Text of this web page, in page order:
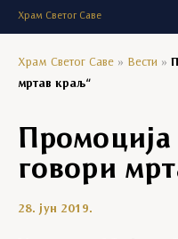
Храм Светог Саве
Храм Светог Саве » Вести »
мртав краљ“
говори
28. јун 2019.